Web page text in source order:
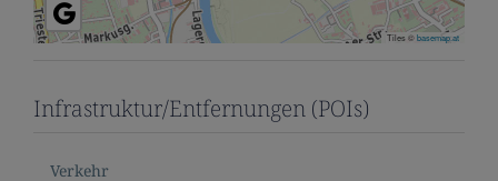
Tiles ©basemap.at
Infrastruktur/Entfernungen (POIs)
Verkehr